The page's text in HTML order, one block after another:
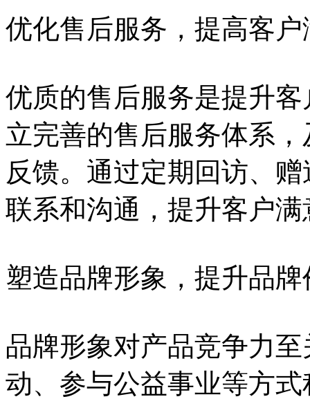
优化售后服务，提高客户
优质的售后服务是提升
立完善的售后服务体系
反馈。通过定期回访、
联系和沟通，提升客户
塑造品牌形象，提升品牌
品牌形象对产品竞争力
动、参与公益事业等方